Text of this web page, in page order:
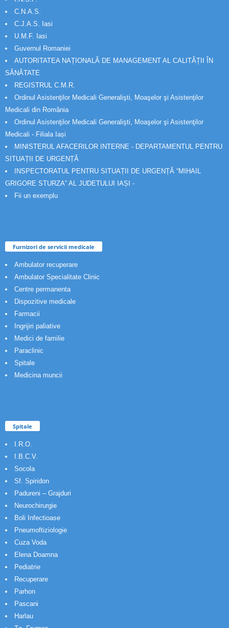
C.N.A.S.
C.J.A.S. Iasi
U.M.F. Iasi
Guvernul Romaniei
AUTORITATEA NAȚIONALĂ DE MANAGEMENT AL CALITĂȚII ÎN
SĂNĂTATE
REGISTRUL C.M.R.
Ordinul Asistenţilor Medicali Generalişti, Moaşelor şi Asistenţilor
Medicali din România
Ordinul Asistenţilor Medicali Generalişti, Moaşelor şi Asistenţilor
Medicali - Filiala Iași
MINISTERUL AFACERILOR INTERNE - DEPARTAMENTUL PENTRU
SITUAȚII DE URGENȚĂ
INSPECTORATUL PENTRU SITUAȚII DE URGENȚĂ “MIHAIL
GRIGORE STURZA” AL JUDETULUI IAȘI -
Fii un exemplu
Furnizori de servicii medicale
Ambulator recuperare
Ambulator Specialitate Clinic
Centre permanenta
Dispozitive medicale
Farmacii
Ingrijiri paliative
Medici de familie
Paraclinic
Spitale
Medicina muncii
Spitale
I.R.O.
I.B.C.V.
Socola
Sf. Spiridon
Padureni – Grajduri
Neurochirurgie
Boli Infectioase
Pneumoftiziologie
Cuza Voda
Elena Doamna
Pediatrie
Recuperare
Parhon
Pascani
Harlau